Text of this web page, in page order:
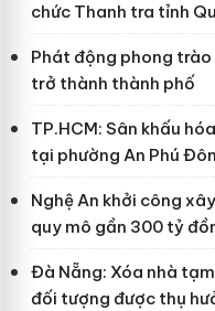
chức Thanh tra tỉnh
Phát động phong
trở thành thành phố
TP.HCM: Sân khấu
tại phường An Phú
Nghệ An khởi công
quy mô gần 300 tỷ
Đà Nẵng: Xóa nhà
đối tượng được thụ